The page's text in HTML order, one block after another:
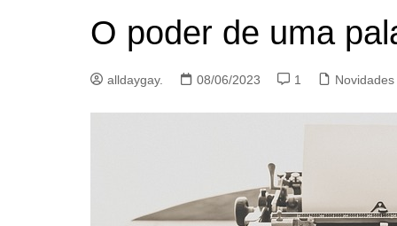
O poder de uma
alldaygay. 08/06/2023 1 Novidades